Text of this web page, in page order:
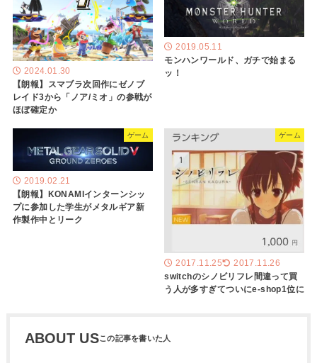
2024.01.30
【朗報】スマブラ次回作にゼノブ
レイド3から「ノア/ミオ」の参戦が
ほぼ確定か
2019.05.11
モンハンワールド、ガチで始まる
ッ！
ゲーム
2019.02.21
【朗報】KONAMIインターンシッ
プに参加した学生がメタルギア新
作製作中とリーク
ゲーム
2017.11.25 2017.11.26
switchのシノビリフレ間違って買
う人が多すぎてついにe-shop1位に
ABOUT US